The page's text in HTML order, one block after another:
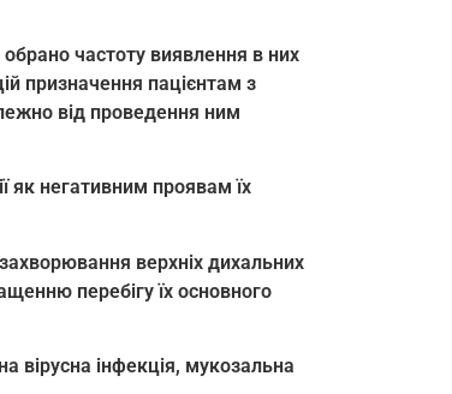
частоту виявлення в них
призначення пацієнтам з
від проведення ним
як негативним проявам їх
верхніх дихальних
перебігу їх основного
вірусна інфекція, мукозальна